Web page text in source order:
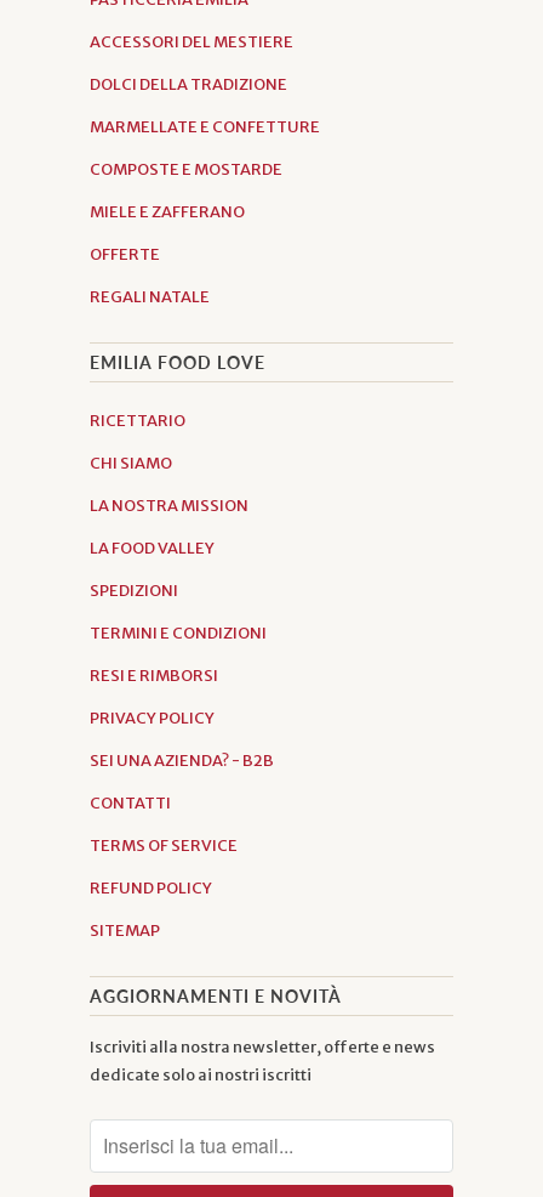
ACCESSORI DEL MESTIERE
DOLCI DELLA TRADIZIONE
MARMELLATE E CONFETTURE
COMPOSTE E MOSTARDE
MIELE E ZAFFERANO
OFFERTE
REGALI NATALE
EMILIA FOOD LOVE
RICETTARIO
CHI SIAMO
LA NOSTRA MISSION
LA FOOD VALLEY
SPEDIZIONI
TERMINI E CONDIZIONI
RESI E RIMBORSI
PRIVACY POLICY
SEI UNA AZIENDA? - B2B
CONTATTI
TERMS OF SERVICE
REFUND POLICY
SITEMAP
AGGIORNAMENTI E NOVITÀ
Iscriviti alla nostra newsletter, offerte e news
dedicate solo ai nostri iscritti